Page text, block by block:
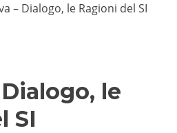
– Dialogo, le Ragioni del SI
le
SI